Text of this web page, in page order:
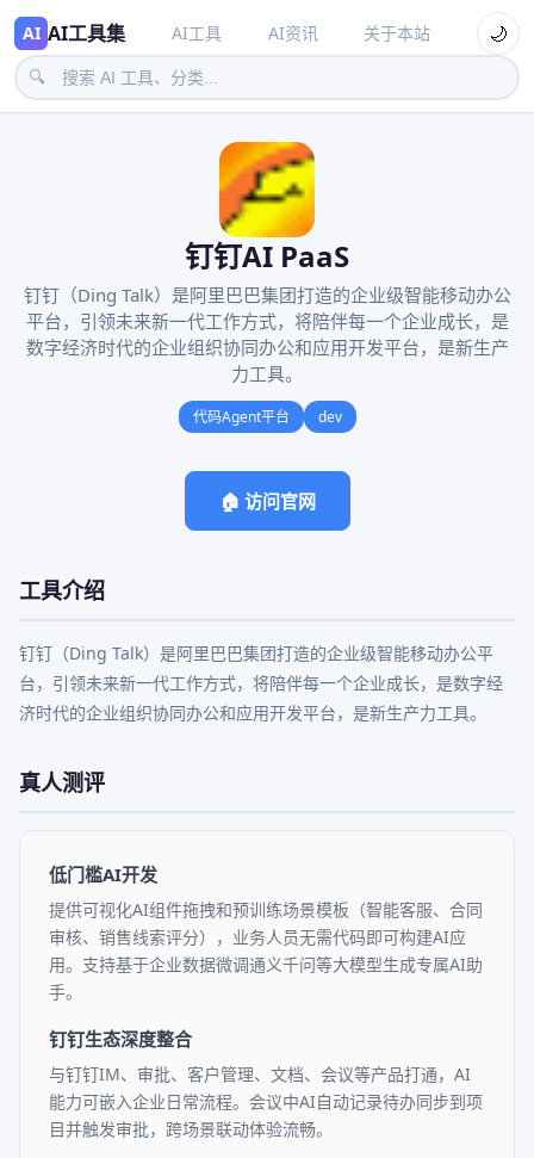
AI AI工具集
🔍
AI工具 AI资讯 关于本站 🌙
钉钉AI PaaS
钉钉（Ding Talk）是阿里巴巴集团打造的企业级智能移动办公
平台，引领未来新一代工作方式，将陪伴每一个企业成长，是
数字经济时代的企业组织协同办公和应用开发平台，是新生产
力工具。
代码Agent平台 dev
🏠 访问官网
工具介绍
钉钉（Ding Talk）是阿里巴巴集团打造的企业级智能移动办公平
台，引领未来新一代工作方式，将陪伴每一个企业成长，是数字经
济时代的企业组织协同办公和应用开发平台，是新生产力工具。
真人测评
低门槛AI开发
提供可视化AI组件拖拽和预训练场景模板（智能客服、合同
审核、销售线索评分），业务人员无需代码即可构建AI应
用。支持基于企业数据微调通义千问等大模型生成专属AI助
手。
钉钉生态深度整合
与钉钉IM、审批、客户管理、文档、会议等产品打通，AI
能力可嵌入企业日常流程。会议中AI自动记录待办同步到项
目并触发审批，跨场景联动体验流畅。